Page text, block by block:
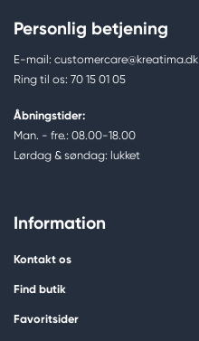
Personlig betjening
E-mail: customercare@kreatima.dk
Ring til os: 70 15 01 05
Åbningstider:
Man. - fre.: 08.00-18.00
Lørdag & søndag: lukket
Information
Kontakt os
Find butik
Favoritsider